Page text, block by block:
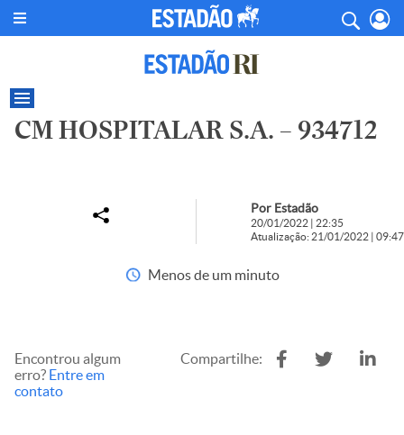
CM HOSPITALAR S.A. – 934712
Por Estadão
20/01/2022 | 22:35
Atualização: 21/01/2022 | 09:47
Menos de um minuto
Encontrou algum
erro? Entre em
contato
Compartilhe: